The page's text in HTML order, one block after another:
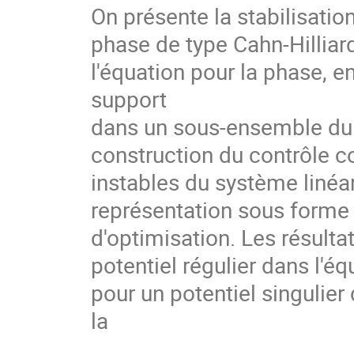
On présente la
phase de type Cahn-
l'équation pour la phase,
support
dans un sous-ensemble
construction du contrôle
instables du système
représentation sous
d'optimisation. Les
potentiel régulier dans
pour un potentiel
la